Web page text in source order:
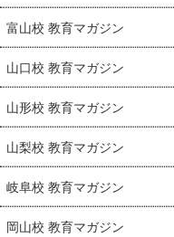
富山校 教育マガジン
山口校 教育マガジン
山形校 教育マガジン
山梨校 教育マガジン
岐阜校 教育マガジン
岡山校 教育マガジン